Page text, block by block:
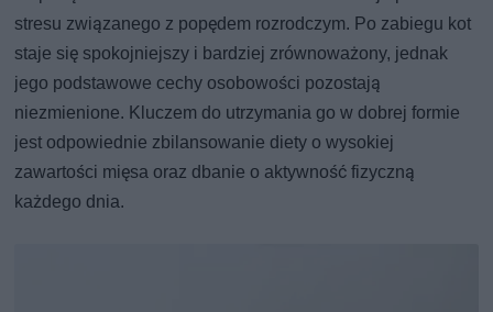
stresu związanego z popędem rozrodczym. Po zabiegu kot
staje się spokojniejszy i bardziej zrównoważony, jednak
jego podstawowe cechy osobowości pozostają
niezmienione. Kluczem do utrzymania go w dobrej formie
jest odpowiednie zbilansowanie diety o wysokiej
zawartości mięsa oraz dbanie o aktywność fizyczną
każdego dnia.